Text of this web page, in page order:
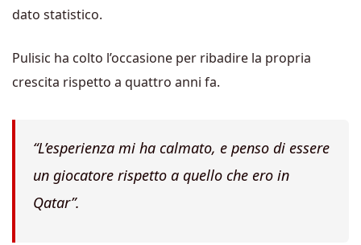
dato statistico.
Pulisic ha colto l’occasione per ribadire la propria
crescita rispetto a quattro anni fa.
“L’esperienza mi ha calmato, e penso di essere
un giocatore rispetto a quello che ero in
Qatar”.